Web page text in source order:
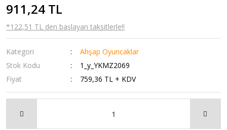
911,24 TL
*122,51 TL den başlayan taksitlerle!!
Kategori
Ahşap Oyuncaklar
Stok Kodu
1_y_YKMZ2069
Fiyat
759,36 TL + KDV